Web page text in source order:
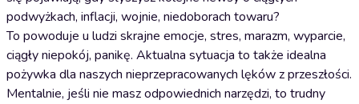
podwyżkach, inflacji, wojnie, niedoborach towaru?
To powoduje u ludzi skrajne emocje, stres, marazm, wyparcie,
ciągły niepokój, panikę. Aktualna sytuacja to także idealna
pożywka dla naszych nieprzepracowanych lęków z przeszłości.
Mentalnie, jeśli nie masz odpowiednich narzędzi, to trudny